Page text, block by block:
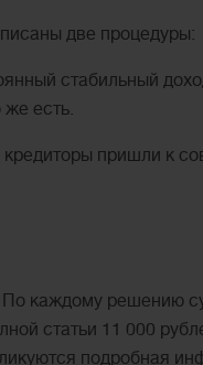
две процедуры:
стабильный
же есть.
пришли к
каждому решению
статьи 11 000
подробная